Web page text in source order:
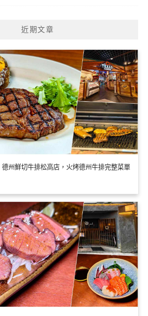
近期文章
州鮮切牛排松高店，火烤德州牛排完整菜單